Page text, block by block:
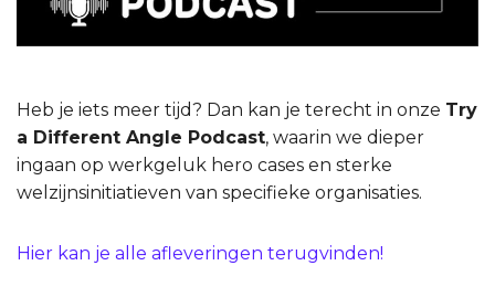
Heb je iets meer tijd? Dan kan je terecht in onze Try
a Different Angle Podcast, waarin we dieper
ingaan op werkgeluk hero cases en sterke
welzijnsinitiatieven van specifieke organisaties.
Hier kan je alle afleveringen terugvinden!